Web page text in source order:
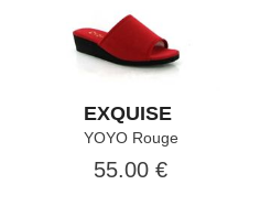
EXQUISE
YOYO Rouge
55.00 €